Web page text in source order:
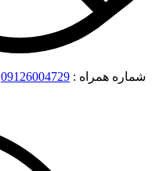
شماره همراه : 09126004729